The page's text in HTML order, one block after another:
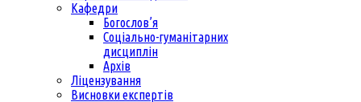
Кафедри
Богослов’я
Соціально-гуманітарних
дисциплін
Архів
Ліцензування
Висновки експертів